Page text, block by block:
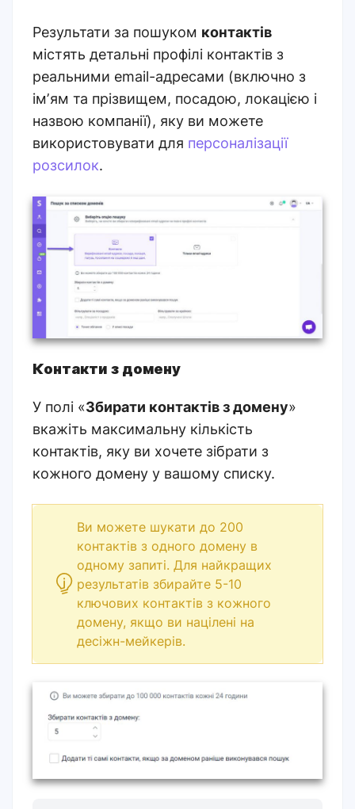
Результати за пошуком контактів
містять детальні профілі контактів з
реальними email-адресами (включно з
імʼям та прізвищем, посадою, локацією і
назвою компанії), яку ви можете
використовувати для персоналізації
розсилок.
Контакти з домену
У полі «Збирати контактів з домену»
вкажіть максимальну кількість
контактів, яку ви хочете зібрати з
кожного домену у вашому списку.
Ви можете шукати до 200
контактів з одного домену в
одному запиті. Для найкращих
результатів збирайте 5-10
ключових контактів з кожного
домену, якщо ви націлені на
десіжн-мейкерів.